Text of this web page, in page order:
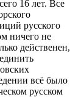
16 лет. Все
русского
ничего не
действенен,
всё было
русском